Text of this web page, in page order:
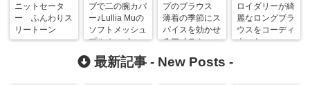
ニットセータ
ー ふんわりス
リートーン
ブで二の腕カバ
ー♪Lullia Muの
ソフトメッシュ
プルオーバー
プのブラウス
薄着の季節にス
パイスを効かせ
るアイテム
ロイダリーが綺
麗なロングブラ
ウスをコーディ
ネート
最新記事 - New Posts -